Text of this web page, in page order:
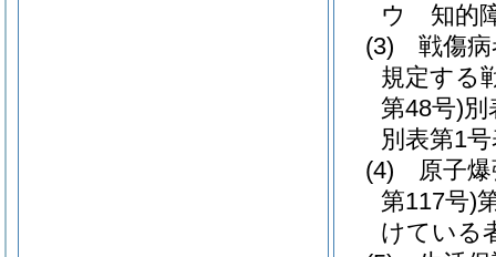
ウ
知
(3)
戦傷
規定する
第48号)別
別表第1
(4)
原子
第117号)
けている